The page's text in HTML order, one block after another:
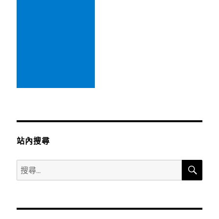
站內搜尋
搜
尋
鍵
搜